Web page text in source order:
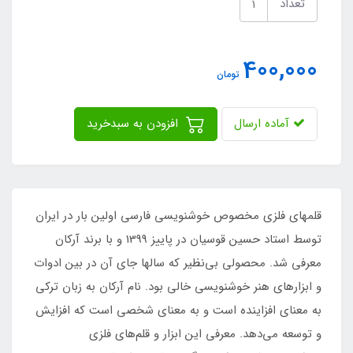
تعداد
400,000 تومان
آماده ارسال
قلمهای فلزی مخصوص خوشنویسی فارسی اولین بار در ایران
توسط استاد حسین قوسیان در پاییز 1399 و با برند آرکان
معرفی شد. محصولی بی‌نظیر که سالها جای آن در بین ادوات
و ابزارهای هنر خوشنویسی خالی بود. نام آرکان به زبان ترکی
به معنای افزاینده است و به معنای شخصی است که افزایش
و توسعه می‌دهد. معرفی این ابزار و قلم‌های فلزی